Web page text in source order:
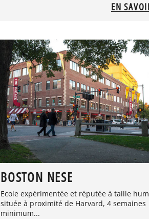
EN
BOSTON NESE
Ecole expérimentée et réputée à taille
située à proximité de Harvard, 4 semaines
minimum...